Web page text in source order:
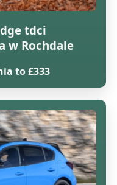
tdci
w Rochdale
to £333